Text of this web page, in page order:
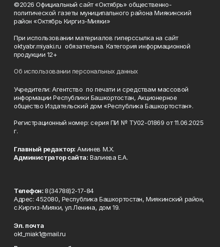
©2026 Официальный сайт «Октябрь» общественно-
политической газеты муниципального района Миякинский
район «Октябрь Киргиз-Мияки»
При использовании материалов гиперссылка на сайт
oktyabr.miyaki.ru обязательна. Категория информационной
продукции 12+
Об использовании персональных данных
Учредители: Агентство по печати и средствам массовой
информации Республики Башкортостан, Акционерное
общество Издательский дом «Республика Башкортостан».
Регистрационный номер: серия ПИ № ТУ02-01869 от 11.06.2025
г.
Главный редактор: Аминев М.Х.
Администратор сайта: Валиева Е.А.
Телефон:8(34788)2-17-84
Адрес: 452080, Республика Башкортостан, Миякинский район,
с.Киргиз-Мияки, ул.Ленина, дом 19.
Эл. почта
okt_miak1@mail.ru